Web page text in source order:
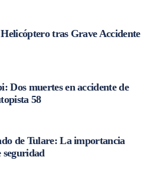
tras Grave Accidente
Dos muertes en accidente de
58
de Tulare: La importancia